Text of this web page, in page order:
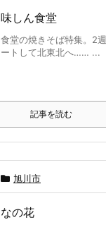
味しん食堂
食堂の焼きそば特集。2
ートして北東北へ…… ...
記事を読む
旭川市
なの花